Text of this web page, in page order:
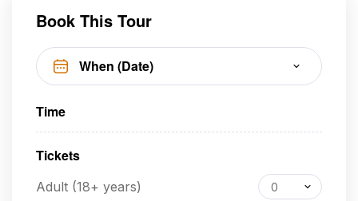
Book This Tour
Time
Tickets
Adult (18+ years) 0